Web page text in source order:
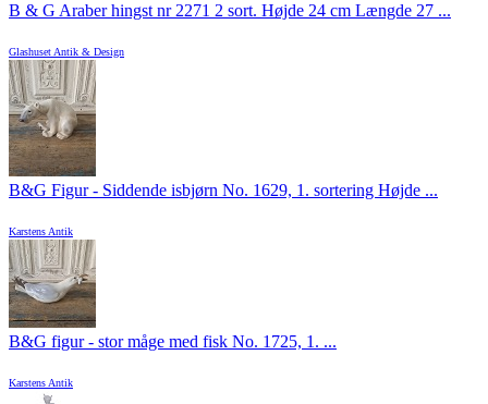
B & G Araber hingst nr 2271 2 sort. Højde 24 cm Længde 27 ...
Glashuset Antik & Design
B&G Figur - Siddende isbjørn No. 1629, 1. sortering Højde ...
Karstens Antik
B&G figur - stor måge med fisk No. 1725, 1. ...
Karstens Antik